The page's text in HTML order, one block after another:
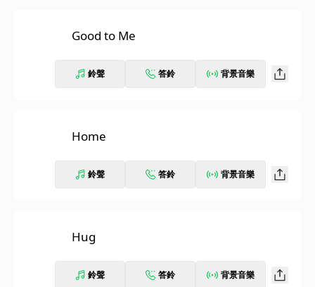
Good to Me
鈴聲 答鈴 背景音樂
Home
鈴聲 答鈴 背景音樂
Hug
鈴聲 答鈴 背景音樂